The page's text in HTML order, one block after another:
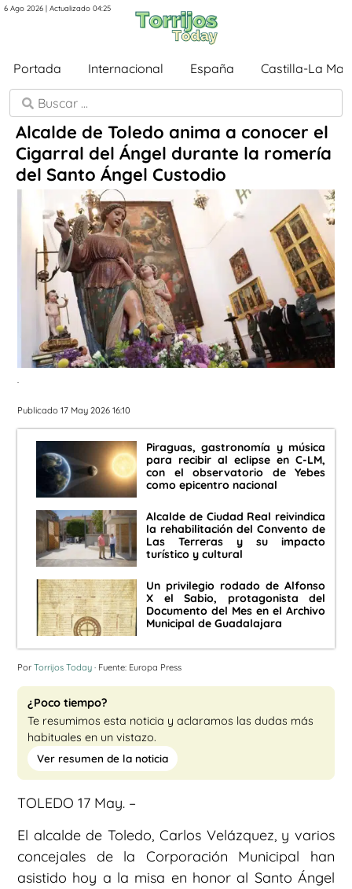
6 Ago 2026 | Actualizado 04:25
Portada Internacional España Castilla-La
Alcalde de Toledo anima a conocer el
Cigarral del Ángel durante la romería
del Santo Ángel Custodio
.
Publicado 17 May 2026 16:10
Piraguas, gastronomía y música
para recibir al eclipse en C-LM,
con el observatorio de Yebes
como epicentro nacional
Alcalde de Ciudad Real reivindica
la rehabilitación del Convento de
Las Terreras y su impacto
turístico y cultural
Un privilegio rodado de Alfonso
X el Sabio, protagonista del
Documento del Mes en el Archivo
Municipal de Guadalajara
Por Torrijos Today · Fuente: Europa Press
¿Poco tiempo?
Te resumimos esta noticia y aclaramos las dudas más
habituales en un vistazo.
Ver resumen de la noticia
TOLEDO 17 May. –
El alcalde de Toledo, Carlos Velázquez, y varios
concejales de la Corporación Municipal han
asistido hoy a la misa en honor al Santo Ángel